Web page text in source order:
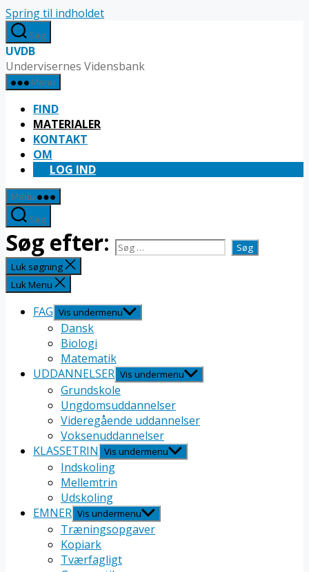
Spring til indholdet
Søg
UVDB
Undervisernes Vidensbank
Menu
FIND
MATERIALER
KONTAKT
OM
LOG IND
Menu
Søg
Søg efter:
Luk søgning
Luk Menu
FAG Vis undermenu
Dansk
Biologi
Matematik
UDDANNELSER Vis undermenu
Grundskole
Ungdomsuddannelser
Videregående uddannelser
Voksenuddannelser
KLASSETRIN Vis undermenu
Indskoling
Mellemtrin
Udskoling
EMNER Vis undermenu
Træningsopgaver
Kopiark
Tværfagligt